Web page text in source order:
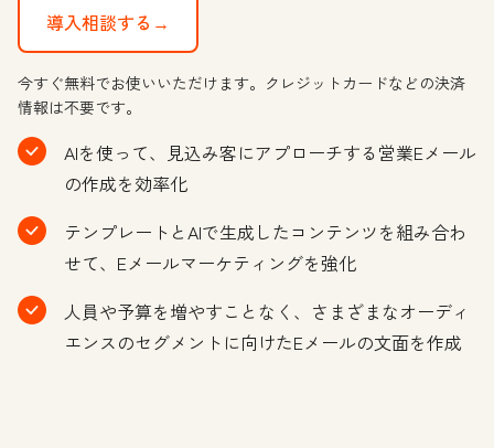
導入相談する→
今すぐ無料でお使いいただけます。クレジットカードなどの決済
情報は不要です。
AIを使って、見込み客にアプローチする営業Eメール
の作成を効率化
テンプレートとAIで生成したコンテンツを組み合わ
せて、Eメールマーケティングを強化
人員や予算を増やすことなく、さまざまなオーディ
エンスのセグメントに向けたEメールの文面を作成